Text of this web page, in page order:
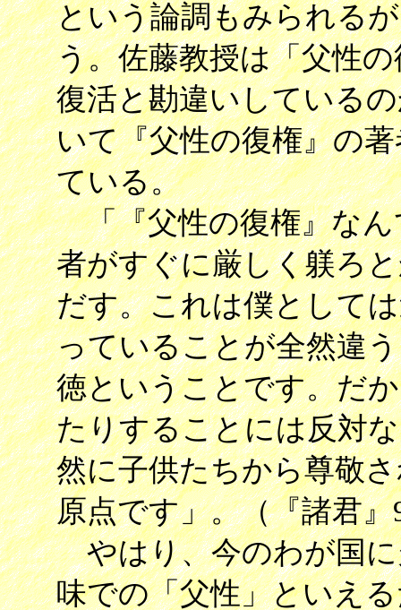
という論調もみられる
う。佐藤教授は「父性
復活と勘違いしている
いて『父性の復権』の
ている。
「『父性の復権』なん
者がすぐに厳しく躾ろ
だす。これは僕として
っていることが全然違
徳ということです。だ
たりすることには反対
然に子供たちから尊敬
原点です」。（『諸君』
やはり、今のわが国に
味での「父性」といえ